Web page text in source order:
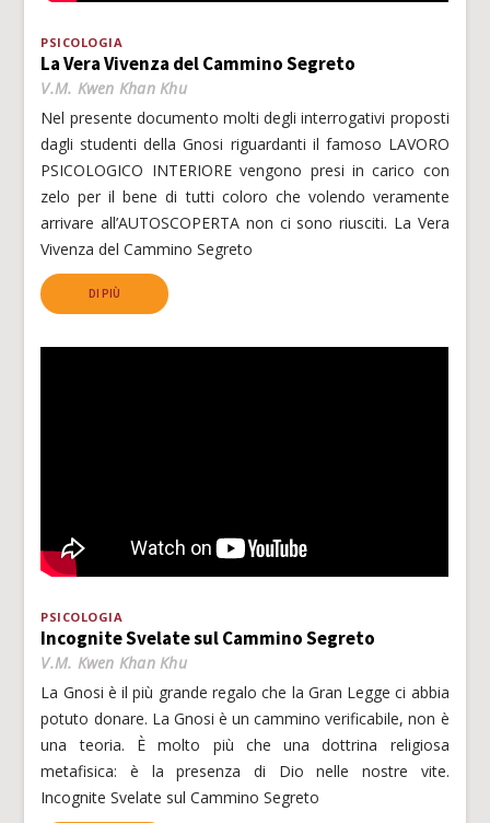
PSICOLOGIA
La Vera Vivenza del Cammino Segreto
V.M. Kwen Khan Khu
Nel presente documento molti degli interrogativi proposti
dagli studenti della Gnosi riguardanti il famoso LAVORO
PSICOLOGICO INTERIORE vengono presi in carico con
zelo per il bene di tutti coloro che volendo veramente
arrivare all’AUTOSCOPERTA non ci sono riusciti. La Vera
Vivenza del Cammino Segreto
DI PIÙ
PSICOLOGIA
Incognite Svelate sul Cammino Segreto
V.M. Kwen Khan Khu
La Gnosi è il più grande regalo che la Gran Legge ci abbia
potuto donare. La Gnosi è un cammino verificabile, non è
una teoria. È molto più che una dottrina religiosa
metafisica: è la presenza di Dio nelle nostre vite.
Incognite Svelate sul Cammino Segreto